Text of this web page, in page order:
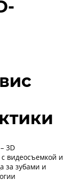
3D
видеосъемкой и
за зубами и